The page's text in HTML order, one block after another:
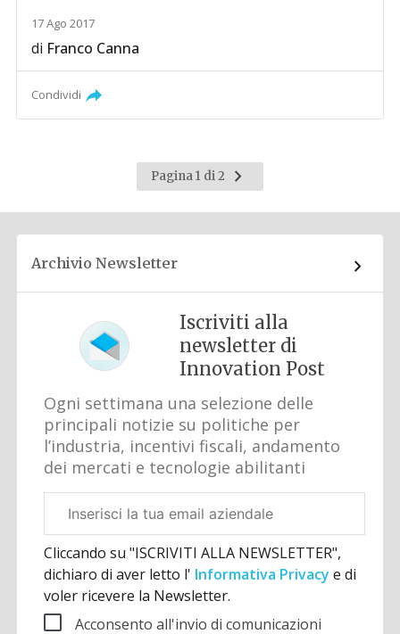
17 Ago 2017
di Franco Canna
Condividi
Pagina 1 di 2
Pagina
successiva
Archivio Newsletter
Iscriviti alla
newsletter di
Innovation Post
Ogni settimana una selezione delle
principali notizie su politiche per
l’industria, incentivi fiscali, andamento
dei mercati e tecnologie abilitanti
aziendale
Cliccando su "ISCRIVITI ALLA NEWSLETTER",
dichiaro di aver letto l' Informativa Privacye di
voler ricevere la Newsletter.
Acconsento all'invio di comunicazioni